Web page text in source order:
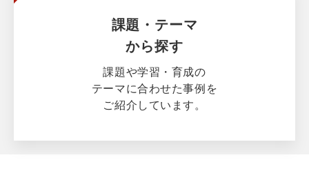
課題・テーマ
から探す
課題や学習・育成の
テーマに合わせた事例を
ご紹介しています。